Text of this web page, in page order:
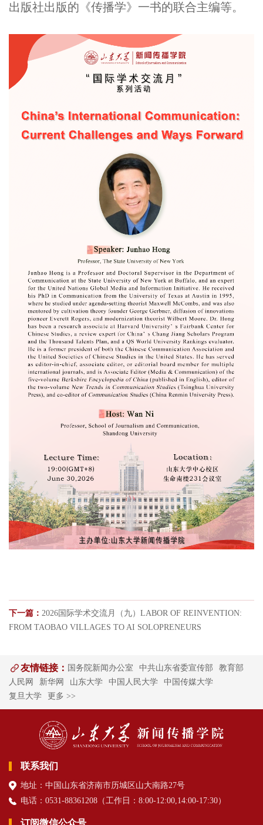
出版社出版的《传播学》一书的联合主编等。
下一篇： 2026国际学术交流月（九）LABOR OF REINVENTION:
FROM TAOBAO VILLAGES TO AI SOLOPRENEURS
友情链接： 国务院新闻办公室 中共山东省委宣传部
教育部
人民网
新华网 山东大学 中国人民大学
中国传媒大学
复旦大学
更多 >>
联系我们
地址：中国山东省济南市历城区山大南路27号
电话：0531-88361208（工作日 ：8:00-12:00,14:00-17:30）